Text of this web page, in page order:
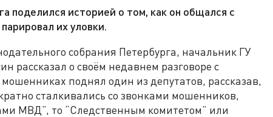
поделился историей о том, как он общался с
их уловки.
собрания Петербурга, начальник ГУ
рассказал о своём недавнем разговоре с
поднял один из депутатов, рассказав,
сталкивались со звонками мошенников,
МВД”, то “Следственным комитетом” или